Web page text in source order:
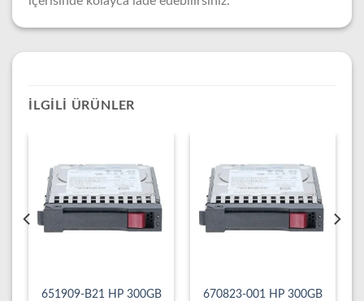
İLGILI ÜRÜNLER
651909-B21 HP 300GB
670823-001 HP 300GB